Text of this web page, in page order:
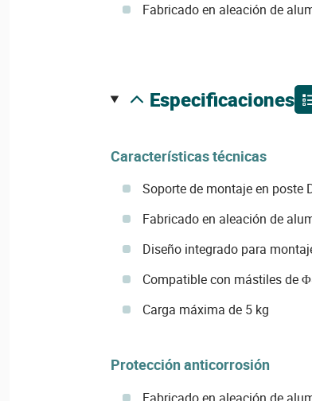
Fabricado en aleación de
especificaciones
Características técnicas
Soporte de montaje en poste
Fabricado en aleación de
Diseño integrado para
Compatible con mástiles de
Carga máxima de 5 kg
Protección anticorrosión
Fabricado en aleación de